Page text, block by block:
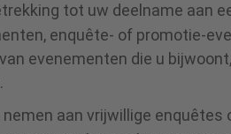
tot uw deelname aan
enquête- of promotie-
evenementen die u
aan vrijwillige